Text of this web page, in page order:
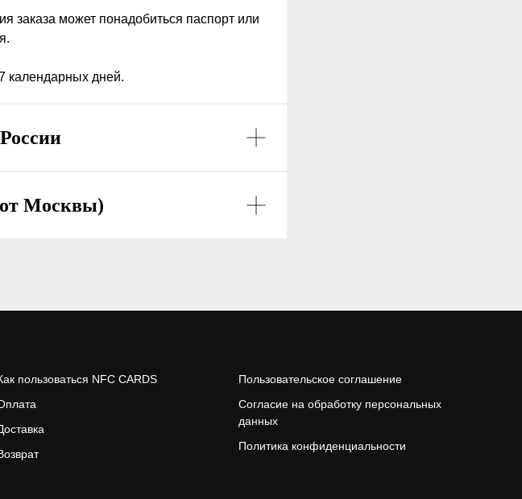
заказа может понадобиться паспорт или
календарных дней.
от Москвы)
пользоваться NFC CARDS
Пользовательское соглашение
Согласие на обработку персональных
данных
Политика конфиденциальности